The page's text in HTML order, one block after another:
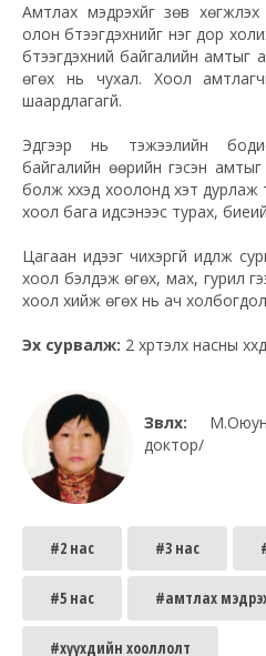
Амтлах мэдрэхүйг зөв
олон бүтээгдэхүүнийг нэг дор
бүтээгдэхүүний байгалийн
өгөх нь чухал. Хоол
шаардлагагүй.
Эдгээр нь тэжээлийн
байгалийн өөрийн гэсэн
болж хүүхэд хоолонд хэт дурлаж
хоол бага идсэнээс турах,
Цагаан идээг чихэргүй идүүлж
хоол бэлдэж өгөх, мах, гурил
хоол хийж өгөх нь ач
Эх сурвалж: 2 хүртэлх насны
Зөвлөх:
доктор/
#2 нас #3 нас
#5 нас #амтлах
#хүүхдийн хооллолт